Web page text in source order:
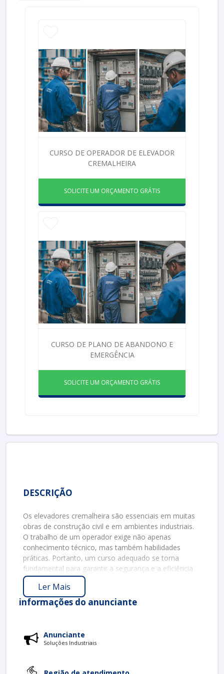
CURSO DE OPERADOR DE ELEVADOR
CREMALHEIRA
SOLICITE UM ORÇAMENTO GRÁTIS
CURSO DE PLANO DE ABANDONO E
EMERGÊNCIA
SOLICITE UM ORÇAMENTO GRÁTIS
DESCRIÇÃO
Os elevadores cremalheira são essenciais em muitas
obras de construção civil e em ambientes industriais.
O trabalho de um operador exige não apenas
conhecimento técnico, mas também habilidades
práticas. Portanto, um curso adequado se torna
fundamental para garantir a segurança e a eficiência
na operação desse equipamento.
O QUE É UM ELEVADOR CREMALHEIRA?
materiais. Ele é especialmente projetado para obras
de grande porte, como edifícios e torres, onde a
Além do mais, seu funcionamento é baseado em uma
Ler Mais
informações do anunciante
Anunciante
Soluções Industriais